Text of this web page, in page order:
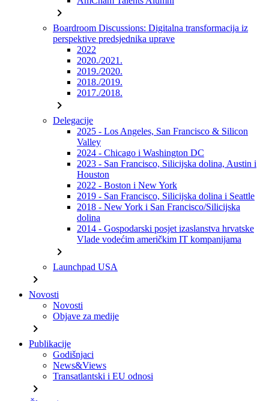
chevron_right
Boardroom Discussions: Digitalna transformacija iz
perspektive predsjednika uprave
2022
2020./2021.
2019./2020.
2018./2019.
2017./2018.
chevron_right
Delegacije
2025 - Los Angeles, San Francisco & Silicon
Valley
2024 - Chicago i Washington DC
2023 - San Francisco, Silicijska dolina, Austin i
Houston
2022 - Boston i New York
2019 - San Francisco, Silicijska dolina i Seattle
2018 - New York i San Francisco/Silicijska
dolina
2014 - Gospodarski posjet izaslanstva hrvatske
Vlade vodećim američkim IT kompanijama
chevron_right
Launchpad USA
chevron_right
Novosti
Novosti
Objave za medije
chevron_right
Publikacije
Godišnjaci
News&Views
Transatlantski i EU odnosi
chevron_right